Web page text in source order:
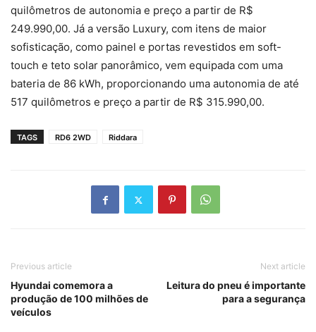
quilômetros de autonomia e preço a partir de R$
249.990,00. Já a versão Luxury, com itens de maior
sofisticação, como painel e portas revestidos em soft-
touch e teto solar panorâmico, vem equipada com uma
bateria de 86 kWh, proporcionando uma autonomia de até
517 quilômetros e preço a partir de R$ 315.990,00.
TAGS RD6 2WD Riddara
Previous article
Hyundai comemora a
produção de 100 milhões de
veículos
Next article
Leitura do pneu é importante
para a segurança